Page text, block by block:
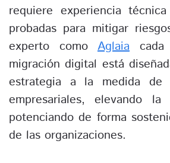
requiere experiencia
probadas para mitigar
experto como Aglaia
migración digital está
estrategia a la medida de
empresariales, elevando
potenciando de forma
de las organizaciones.